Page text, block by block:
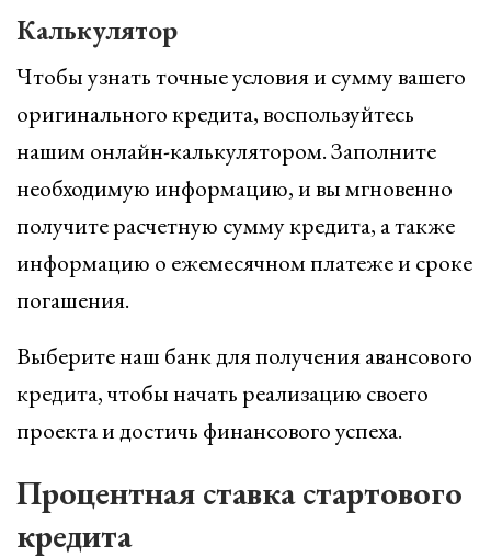
Калькулятор
Чтобы узнать точные условия и сумму вашего
оригинального кредита, воспользуйтесь
нашим онлайн-калькулятором. Заполните
необходимую информацию, и вы мгновенно
получите расчетную сумму кредита, а также
информацию о ежемесячном платеже и сроке
погашения.
Выберите наш банк для получения авансового
кредита, чтобы начать реализацию своего
проекта и достичь финансового успеха.
Процентная ставка стартового
кредита